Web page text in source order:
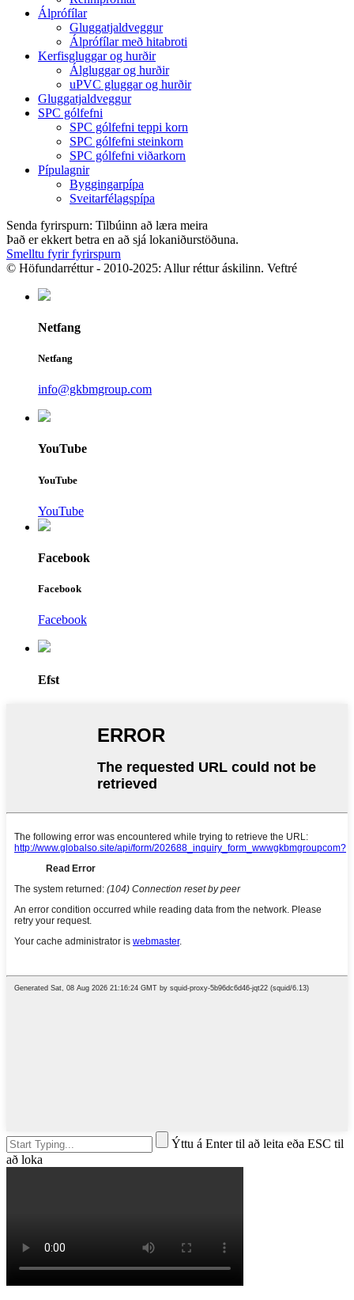
Álprófílar
Gluggatjaldveggur
Álprófílar með hitabroti
Kerfisgluggar og hurðir
Álgluggar og hurðir
uPVC gluggar og hurðir
Gluggatjaldveggur
SPC gólfefni
SPC gólfefni teppi korn
SPC gólfefni steinkorn
SPC gólfefni viðarkorn
Pípulagnir
Byggingarpípa
Sveitarfélagspípa
Senda fyrirspurn: Tilbúinn að læra meira
Það er ekkert betra en að sjá lokaniðurstöðuna.
Smelltu fyrir fyrirspurn
© Höfundarréttur - 2010-2025: Allur réttur áskilinn. Veftré
Netfang
Netfang
info@gkbmgroup.com
YouTube
YouTube
YouTube
Facebook
Facebook
Facebook
Efst
Ýttu á Enter til að leita eða ESC til
að loka